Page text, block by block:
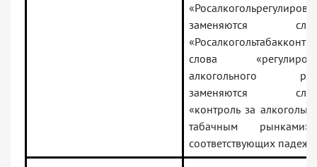
заменяются
слова
алкогольного
заменяются
«контроль за
табачным
соответствующих